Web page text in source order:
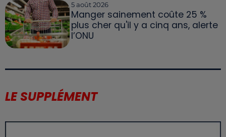
5 août 2026
Manger sainement coûte 25 %
plus cher qu'il y a cinq ans, alerte
l’ONU
LE SUPPLÉMENT